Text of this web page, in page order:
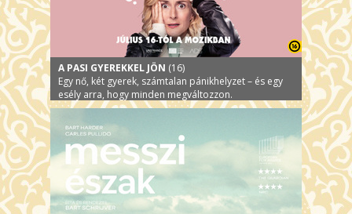
A PASI GYEREKKEL JÖN (16)
Egy nő, két gyerek, számtalan pánikhelyzet – és egy
esély arra, hogy minden megváltozzon.